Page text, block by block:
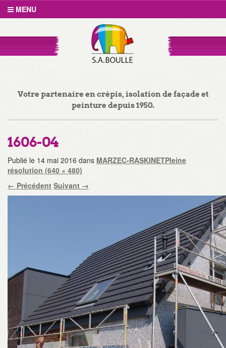
MENU
Votre partenaire en crépis, isolation de façade et
peinture depuis 1950.
1606-04
Publié le 14 mai 2016 dans MARZEC-RASKINETPleine
résolution (640 × 480)
← Précédent Suivant →